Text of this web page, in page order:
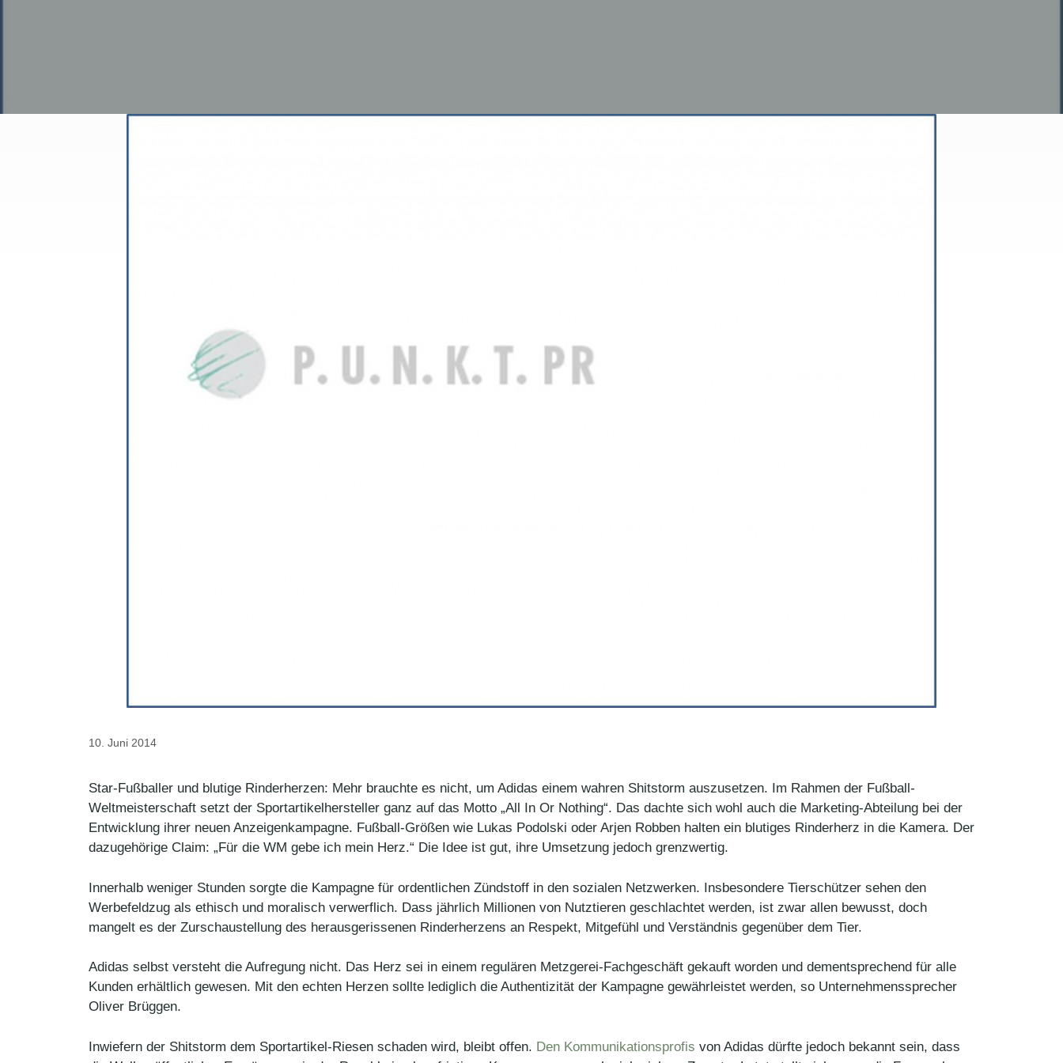
10. Juni 2014
Star-Fußballer und blutige Rinderherzen: Mehr brauchte es nicht, um Adidas einem wahren Shitstorm auszusetzen. Im Rahmen der Fußball-
Weltmeisterschaft setzt der Sportartikelhersteller ganz auf das Motto „All In Or Nothing“. Das dachte sich wohl auch die Marketing-Abteilung bei der
Entwicklung ihrer neuen Anzeigenkampagne. Fußball-Größen wie Lukas Podolski oder Arjen Robben halten ein blutiges Rinderherz in die Kamera. Der
dazugehörige Claim: „Für die WM gebe ich mein Herz.“ Die Idee ist gut, ihre Umsetzung jedoch grenzwertig.
Innerhalb weniger Stunden sorgte die Kampagne für ordentlichen Zündstoff in den sozialen Netzwerken. Insbesondere Tierschützer sehen den
Werbefeldzug als ethisch und moralisch verwerflich. Dass jährlich Millionen von Nutztieren geschlachtet werden, ist zwar allen bewusst, doch
mangelt es der Zurschaustellung des herausgerissenen Rinderherzens an Respekt, Mitgefühl und Verständnis gegenüber dem Tier.
Adidas selbst versteht die Aufregung nicht. Das Herz sei in einem regulären Metzgerei-Fachgeschäft gekauft worden und dementsprechend für alle
Kunden erhältlich gewesen. Mit den echten Herzen sollte lediglich die Authentizität der Kampagne gewährleistet werden, so Unternehmenssprecher
Oliver Brüggen.
Inwiefern der Shitstorm dem Sportartikel-Riesen schaden wird, bleibt offen. Den Kommunikationsprofis von Adidas dürfte jedoch bekannt sein, dass